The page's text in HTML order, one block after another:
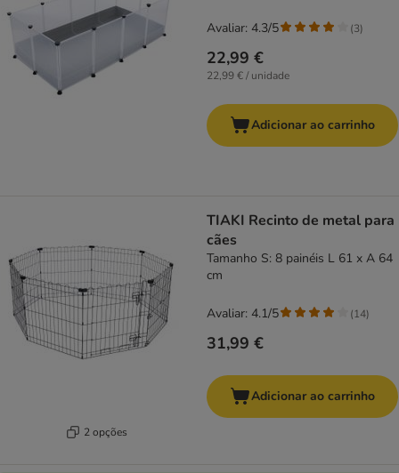
22,99 €
22,99 € / unidade
Avaliar: 4.3/5 (3)
Adicionar ao carrinho
2 opções
TIAKI Recinto de metal para
cães
Tamanho S: 8 painéis L 61 x A 64
cm
31,99 €
Avaliar: 4.1/5 (14)
Adicionar ao carrinho